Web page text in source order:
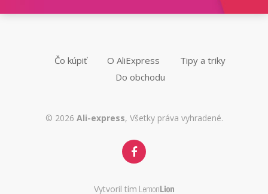
Čo kúpiť O AliExpress
Tipy a triky
Do obchodu
© 2026 Ali-express, Všetky práva vyhradené.
Vytvoril tím